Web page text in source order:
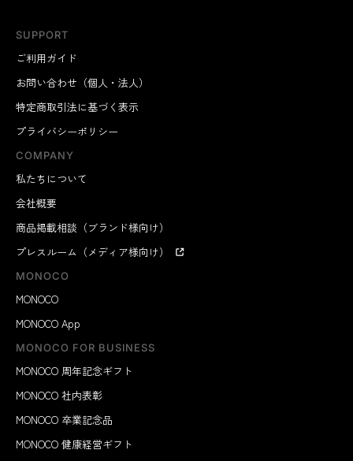
SUPPORT
ご利用ガイド
お問い合わせ（個人・法人）
特定商取引法に基づく表示
プライバシーポリシー
COMPANY
私たちについて
会社概要
商品掲載相談（ブランド様向け）
プレスルーム（メディア様向け）
MONOCO
MONOCO
MONOCO App
MONOCO FOR BUSINESS
MONOCO 周年記念ギフト
MONOCO 社内表彰
MONOCO 卒業記念品
MONOCO 健康経営ギフト